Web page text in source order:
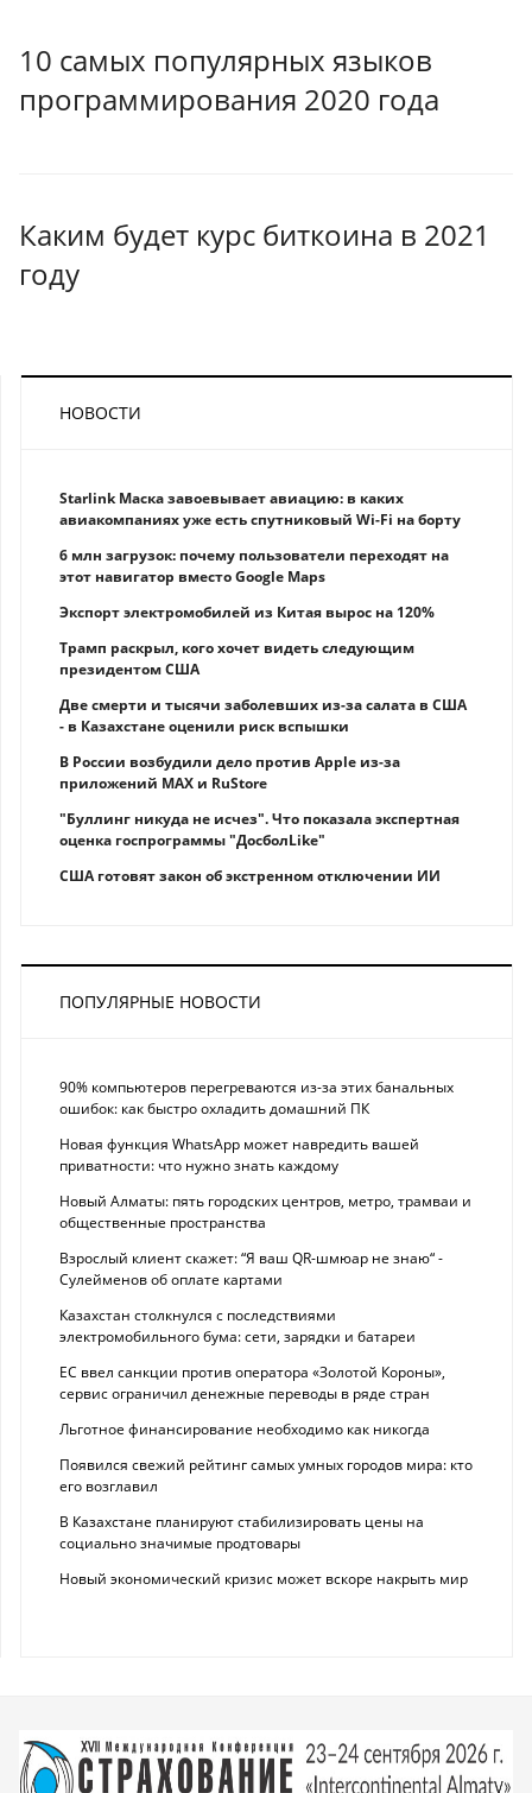
10 самых популярных языков
программирования 2020 года
Каким будет курс биткоина в 2021
году
НОВОСТИ
Starlink Маска завоевывает авиацию: в каких
авиакомпаниях уже есть спутниковый Wi-Fi на борту
6 млн загрузок: почему пользователи переходят на
этот навигатор вместо Google Maps
Экспорт электромобилей из Китая вырос на 120%
Трамп раскрыл, кого хочет видеть следующим
президентом США
Две смерти и тысячи заболевших из-за салата в США
- в Казахстане оценили риск вспышки
В России возбудили дело против Apple из-за
приложений MAX и RuStore
"Буллинг никуда не исчез". Что показала экспертная
оценка госпрограммы "ДосболLike"
США готовят закон об экстренном отключении ИИ
ПОПУЛЯРНЫЕ НОВОСТИ
90% компьютеров перегреваются из-за этих банальных
ошибок: как быстро охладить домашний ПК
Новая функция WhatsApp может навредить вашей
приватности: что нужно знать каждому
Новый Алматы: пять городских центров, метро, трамваи и
общественные пространства
Взрослый клиент скажет: “Я ваш QR-шмюар не знаю“ -
Сулейменов об оплате картами
Казахстан столкнулся с последствиями
электромобильного бума: сети, зарядки и батареи
ЕС ввел санкции против оператора «Золотой Короны»,
сервис ограничил денежные переводы в ряде стран
Льготное финансирование необходимо как никогда
Появился свежий рейтинг самых умных городов мира: кто
его возглавил
В Казахстане планируют стабилизировать цены на
социально значимые продтовары
Новый экономический кризис может вскоре накрыть мир